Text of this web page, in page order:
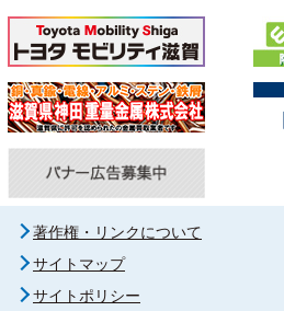
著作権・リンクについて
サイトマップ
サイトポリシー